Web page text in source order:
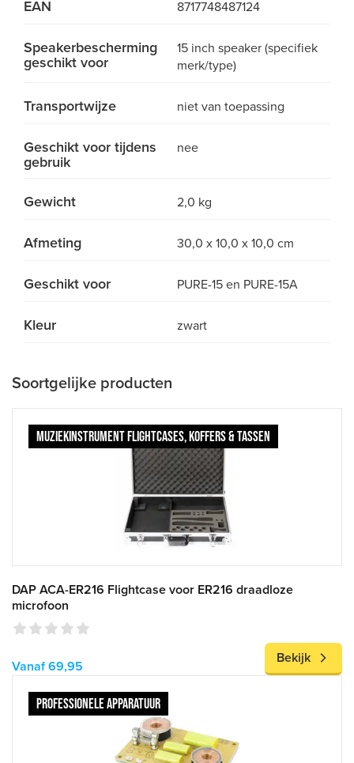
EAN 8717748487124
Speakerbescherming
geschikt voor
15 inch speaker (specifiek
merk/type)
Transportwijze niet van toepassing
Geschikt voor tijdens
gebruik
nee
Gewicht 2,0 kg
Afmeting 30,0 x 10,0 x 10,0 cm
Geschikt voor PURE-15 en PURE-15A
Kleur zwart
Soortgelijke producten
MUZIEKINSTRUMENT FLIGHTCASES, KOFFERS & TASSEN
DAP ACA-ER216 Flightcase voor ER216 draadloze
microfoon
Vanaf 69,95
Bekijk
PROFESSIONELE APPARATUUR